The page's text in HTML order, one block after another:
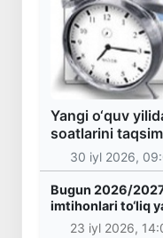
Yangi o‘quv
soatlarini
30 iyl 2026,
Bugun 2026/
imtihonlari to‘liq
23 iyl 2026,